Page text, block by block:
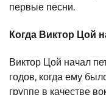
первые песни.
Когда Виктор Цой
Виктор Цой начал
годов, когда ему
группе в качестве